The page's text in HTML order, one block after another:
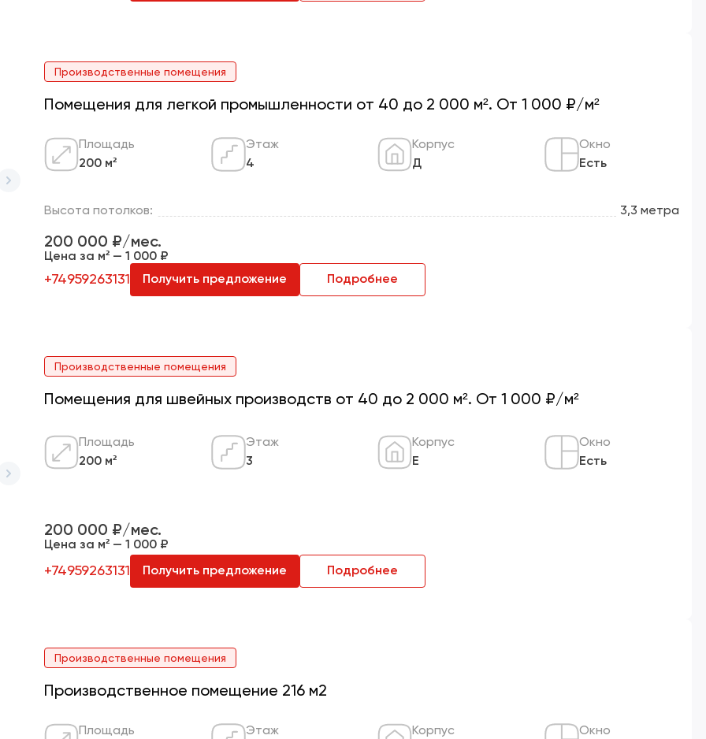
Производственные помещения
Помещения для легкой промышленности от 40 до 2 000 м². От 1 000 ₽/м²
Площадь
200 м²
Этаж
4
Корпус
Д
Окно
Есть
Высота потолков: 3,3 метра
200 000 ₽/мес.
Цена за м² — 1 000 ₽
+74959263131 Получить предложение Подробнее
Производственные помещения
Помещения для швейных производств от 40 до 2 000 м². От 1 000 ₽/м²
Площадь
200 м²
Этаж
3
Корпус
Е
Окно
Есть
200 000 ₽/мес.
Цена за м² — 1 000 ₽
+74959263131 Получить предложение Подробнее
Производственные помещения
Производственное помещение 216 м2
Площадь Этаж Корпус Окно